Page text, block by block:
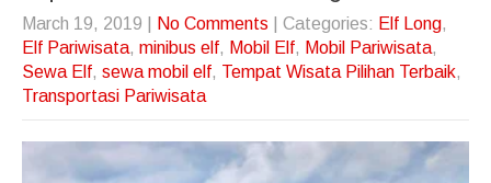
March 19, 2019 No Comments | Categories: Elf Long,
Elf Pariwisata, minibus elf, Mobil Elf, Mobil Pariwisata,
Sewa Elf, sewa mobil elf, Tempat Wisata Pilihan Terbaik,
Transportasi Pariwisata